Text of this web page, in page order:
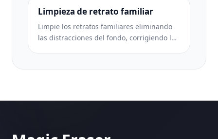
de embarazo atemporal.
Limpieza de retrato familiar
Limpie los retratos familiares eliminando
las distracciones del fondo, corrigiendo la
todos luzcan lo mejor posible en el mismo